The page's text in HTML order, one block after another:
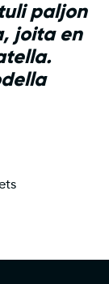
paljon
joita en